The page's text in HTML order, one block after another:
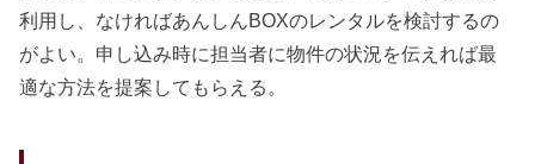
利用し、なければあんしんBOXのレンタルを検討するの
がよい。申し込み時に担当者に物件の状況を伝えれば最
適な方法を提案してもらえる。